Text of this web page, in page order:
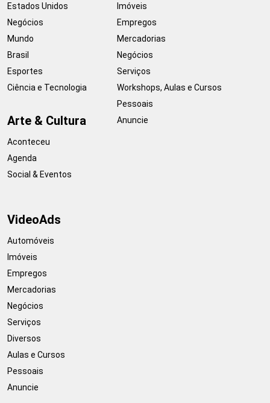
Estados Unidos
Negócios
Mundo
Brasil
Esportes
Ciência e Tecnologia
Arte & Cultura
Aconteceu
Agenda
Social & Eventos
Imóveis
Empregos
Mercadorias
Negócios
Serviços
Workshops, Aulas e Cursos
Pessoais
Anuncie
VideoAds
Automóveis
Imóveis
Empregos
Mercadorias
Negócios
Serviços
Diversos
Aulas e Cursos
Pessoais
Anuncie